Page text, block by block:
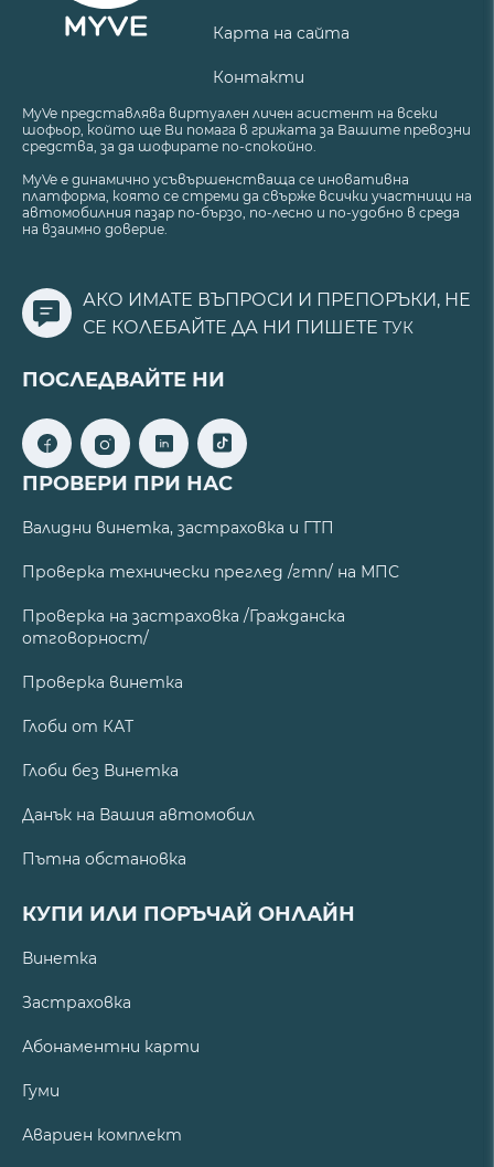
Карта на сайта
Контакти
MyVe представлява виртуален личен асистент на всеки
шофьор, който ще Ви помага в грижата за Вашите превозни
средства, за да шофирате по-спокойно.
MyVe е динамично усъвършенстваща се иновативна
платформа, която се стреми да свърже всички участници на
автомобилния пазар по-бързо, по-лесно и по-удобно в среда
на взаимно доверие.
АКО ИМАТЕ ВЪПРОСИ И ПРЕПОРЪКИ, НЕ
СЕ КОЛЕБАЙТЕ ДА НИ ПИШЕТЕ ТУК
ПОСЛЕДВАЙТЕ НИ
ПРОВЕРИ ПРИ НАС
Валидни винетка, застраховка и ГТП
Проверка технически преглед /гтп/ на МПС
Проверка на застраховка /Гражданска
отговорност/
Проверка винетка
Глоби от КАТ
Глоби без Винетка
Данък на Вашия автомобил
Пътна обстановка
КУПИ ИЛИ ПОРЪЧАЙ ОНЛАЙН
Винетка
Застраховка
Абонаментни карти
Гуми
Авариен комплект